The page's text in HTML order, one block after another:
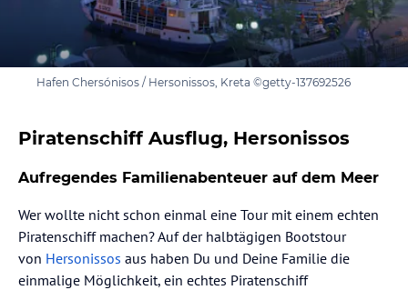
Hafen Chersónisos / Hersonissos, Kreta ©getty-137692526
Piratenschiff Ausflug, Hersonissos
Aufregendes Familienabenteuer auf dem Meer
Wer wollte nicht schon einmal eine Tour mit einem echten
Piratenschiff machen? Auf der halbtägigen Bootstour
von Hersonissos aus haben Du und Deine Familie die
einmalige Möglichkeit, ein echtes Piratenschiff